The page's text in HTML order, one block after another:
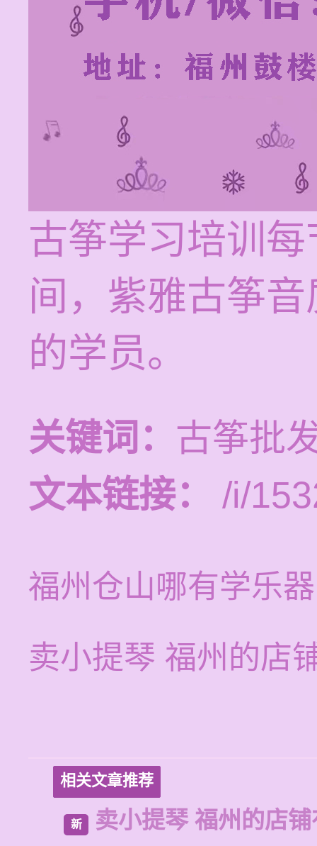
古筝学习培训
间，紫雅古筝
的学员。
关键词： 古筝批
文本链接：
/i/
福州仓山哪有学乐
卖小提琴 福州的店
相关文章推荐
新 卖小提琴 福州的店